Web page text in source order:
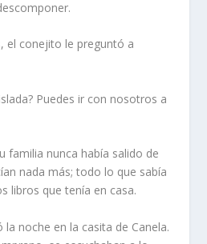
el conejito le preguntó a
Puedes ir con nosotros a
familia nunca había salido de
nada más; todo lo que sabía
libros que tenía en casa.
noche en la casita de Canela.